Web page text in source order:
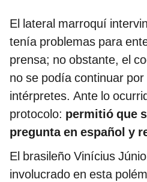
El lateral marroquí
tenía problemas para
prensa; no obstante, el
no se podía continuar
intérpretes. Ante lo
protocolo: permitió que
pregunta en español y
El brasileño Vinícius
involucrado en esta